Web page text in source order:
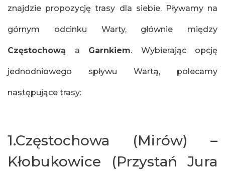
znajdzie propozycję trasy dla siebie. Pływamy na
górnym odcinku Warty, głównie między
Częstochową a Garnkiem. Wybierając opcję
jednodniowego spływu Wartą, polecamy
następujące trasy:
1.Częstochowa (Mirów) –
Kłobukowice (Przystań Jura